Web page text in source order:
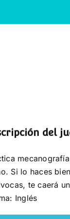
del
Si lo haces
te caerá
Inglés